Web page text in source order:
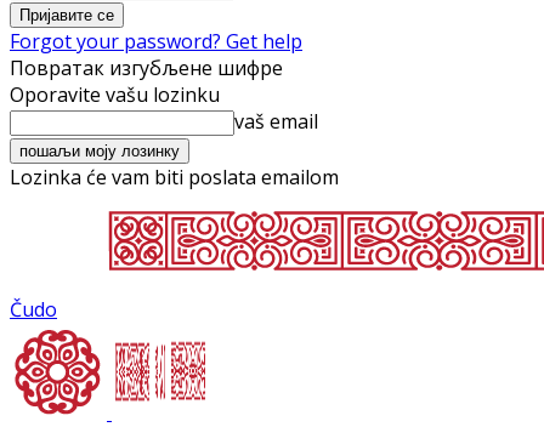
Forgot your password? Get help
Повратак изгубљене шифре
Oporavite vašu lozinku
vaš email
Lozinka će vam biti poslata emailom
Čudo